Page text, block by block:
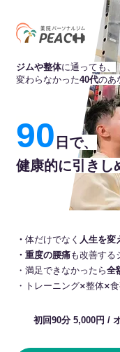
ジムや整体に通っても、
変わらなかった40代のあ
90 日で、
健康的に引きし
・ 体だけでなく 人生を変
・重度の腰痛も改善する
・満足できなかったら全
・トレーニング×整体×
初回90分 5,000円 /